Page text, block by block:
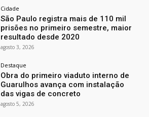
Cidade
São Paulo registra mais de 110 mil
prisões no primeiro semestre, maior
resultado desde 2020
agosto 3, 2026
Destaque
Obra do primeiro viaduto interno de
Guarulhos avança com instalação
das vigas de concreto
agosto 5, 2026